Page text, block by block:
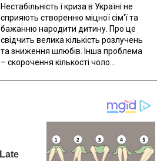
Нестабільність і криза в Україні не
сприяють створенню міцної сім'ї та
бажанню народити дитину. Про це
свідчить велика кількість розлучень
та зниження шлюбів. Інша проблема
– скорочення кількості чоло...